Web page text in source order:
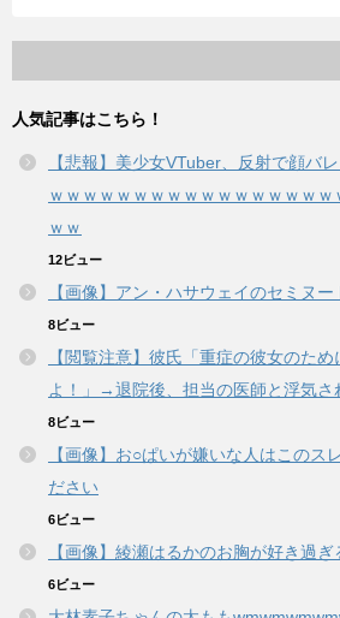
人気記事はこちら！
【悲報】美少女VTuber、反射で顔バ
ｗｗｗｗｗｗｗｗｗｗｗｗｗｗｗｗ
ｗｗ
12ビュー
【画像】アン・ハサウェイのセミヌ
8ビュー
【閲覧注意】彼氏「重症の彼女のた
よ！」→退院後、担当の医師と浮気さ
8ビュー
【画像】お○ぱいが嫌いな人はこのス
ださい
6ビュー
【画像】綾瀬はるかのお胸が好き過ぎ
6ビュー